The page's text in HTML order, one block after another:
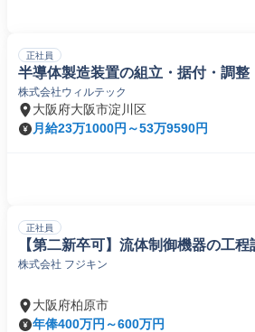
正社員
半導体製造装置の組立・据付・調
株式会社ウィルテック
大阪府大阪市淀川区
月給23万1000円～53万9590円
正社員
【第二新卒可】流体制御機器の工
株式会社 フジキン
大阪府柏原市
年俸400万円～600万円